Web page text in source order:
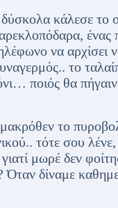
κάλεσε το
ένας
να αρχίσει
το
ποιός θα
το
τότε σου λένε,
μωρέ δεν
δίναμε